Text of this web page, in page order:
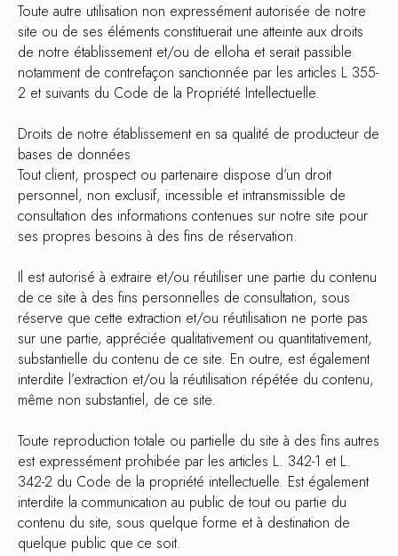
Toute autre utilisation non expressément autorisée de notre
site ou de ses éléments constituerait une atteinte aux droits
de notre établissement et/ou de elloha et serait passible
notamment de contrefaçon sanctionnée par les articles L 355-
2 et suivants du Code de la Propriété Intellectuelle.
Droits de notre établissement en sa qualité de producteur de
bases de données
Tout client, prospect ou partenaire dispose d’un droit
personnel, non exclusif, incessible et intransmissible de
consultation des informations contenues sur notre site pour
ses propres besoins à des fins de réservation.
Il est autorisé à extraire et/ou réutiliser une partie du contenu
de ce site à des fins personnelles de consultation, sous
réserve que cette extraction et/ou réutilisation ne porte pas
sur une partie, appréciée qualitativement ou quantitativement,
substantielle du contenu de ce site. En outre, est également
interdite l’extraction et/ou la réutilisation répétée du contenu,
même non substantiel, de ce site.
Toute reproduction totale ou partielle du site à des fins autres
est expressément prohibée par les articles L. 342-1 et L.
342-2 du Code de la propriété intellectuelle. Est également
interdite la communication au public de tout ou partie du
contenu du site, sous quelque forme et à destination de
quelque public que ce soit.